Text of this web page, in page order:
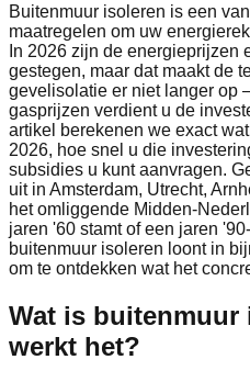
Buitenmuur isoleren is een
maatregelen om uw
In 2026 zijn de energieprijzen
gestegen, maar dat maakt de
gevelisolatie er niet langer op
gasprijzen verdient u de
artikel berekenen we exact
2026, hoe snel u die
subsidies u kunt aanvragen.
uit in Amsterdam, Utrecht,
het omliggende Midden-
jaren '60 stamt of een jaren
buitenmuur isoleren loont in
om te ontdekken wat het
Wat is buitenmuur
werkt het?